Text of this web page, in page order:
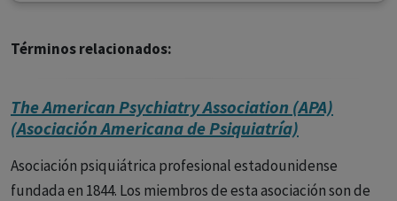
Términos relacionados:
The American Psychiatry Association (APA)
(Asociación Americana de Psiquiatría)
Asociación psiquiátrica profesional estadounidense
fundada en 1844. Los miembros de esta asociación son de